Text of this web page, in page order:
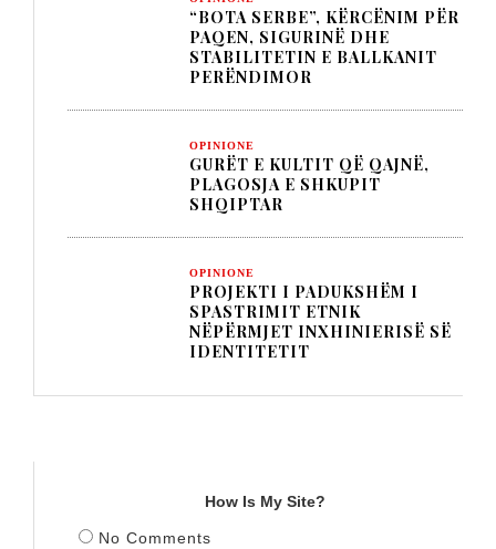
“BOTA SERBE”, KËRCËNIM PËR
PAQEN, SIGURINË DHE
STABILITETIN E BALLKANIT
PERËNDIMOR
OPINIONE
GURËT E KULTIT QË QAJNË,
PLAGOSJA E SHKUPIT
SHQIPTAR
OPINIONE
PROJEKTI I PADUKSHËM I
SPASTRIMIT ETNIK
NËPËRMJET INXHINIERISË SË
IDENTITETIT
How Is My Site?
No Comments